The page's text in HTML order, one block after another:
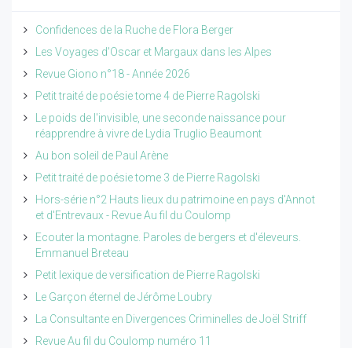
Confidences de la Ruche de Flora Berger
Les Voyages d'Oscar et Margaux dans les Alpes
Revue Giono n°18 - Année 2026
Petit traité de poésie tome 4 de Pierre Ragolski
Le poids de l'invisible, une seconde naissance pour
réapprendre à vivre de Lydia Truglio Beaumont
Au bon soleil de Paul Arène
Petit traité de poésie tome 3 de Pierre Ragolski
Hors-série n°2 Hauts lieux du patrimoine en pays d'Annot
et d'Entrevaux - Revue Au fil du Coulomp
Ecouter la montagne. Paroles de bergers et d'éleveurs.
Emmanuel Breteau
Petit lexique de versification de Pierre Ragolski
Le Garçon éternel de Jérôme Loubry
La Consultante en Divergences Criminelles de Joël Striff
Revue Au fil du Coulomp numéro 11